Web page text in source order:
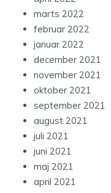
marts 2022
februar 2022
januar 2022
december 2021
november 2021
oktober 2021
september 2021
august 2021
juli 2021
juni 2021
maj 2021
april 2021